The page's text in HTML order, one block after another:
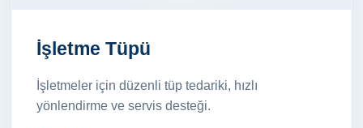
İşletme Tüpü
İşletmeler için düzenli tüp tedariki, hızlı
yönlendirme ve servis desteği.